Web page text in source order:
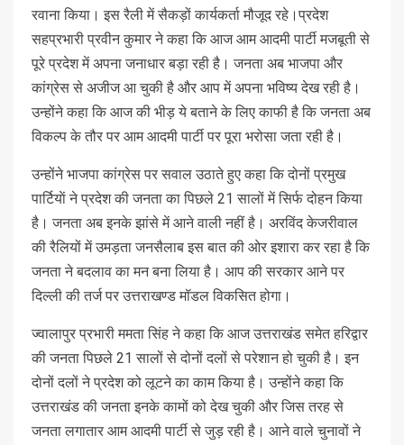
रवाना किया। इस रैली में सैकड़ों कार्यकर्ता मौजूद रहे।प्रदेश
सहप्रभारी प्रवीन कुमार ने कहा कि आज आम आदमी पार्टी मजबूती से
पूरे प्रदेश में अपना जनाधार बड़ा रही है। जनता अब भाजपा और
कांग्रेस से अजीज आ चुकी है और आप में अपना भविष्य देख रही है।
उन्होंने कहा कि आज की भीड़ ये बताने के लिए काफी है कि जनता अब
विकल्प के तौर पर आम आदमी पार्टी पर पूरा भरोसा जता रही है।
उन्होंने भाजपा कांग्रेस पर सवाल उठाते हुए कहा कि दोनों प्रमुख
पार्टियाें ने प्रदेश की जनता का पिछले 21 सालों में सिर्फ दोहन किया
है। जनता अब इनके झांसे में आने वाली नहीं है। अरविंद केजरीवाल
की रैलियों में उमड़ता जनसैलाब इस बात की ओर इशारा कर रहा है कि
जनता ने बदलाव का मन बना लिया है। आप की सरकार आने पर
दिल्ली की तर्ज पर उत्तराखण्ड मॉडल विकसित होगा।
ज्वालापुर प्रभारी ममता सिंह ने कहा कि आज उत्तराखंड समेत हरिद्वार
की जनता पिछले 21 सालों से दोनों दलों से परेशान हो चुकी है। इन
दोनों दलों ने प्रदेश को लूटने का काम किया है। उन्होंने कहा कि
उत्तराखंड की जनता इनके कामों को देख चुकी और जिस तरह से
जनता लगातार आम आदमी पार्टी से जुड़ रही है। आने वाले चुनावों ने